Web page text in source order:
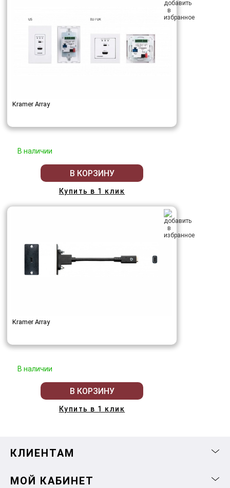
Kramer Array
В наличии
В КОРЗИНУ
Купить в 1 клик
Kramer Array
В наличии
В КОРЗИНУ
Купить в 1 клик
КЛИЕНТАМ
МОЙ КАБИНЕТ